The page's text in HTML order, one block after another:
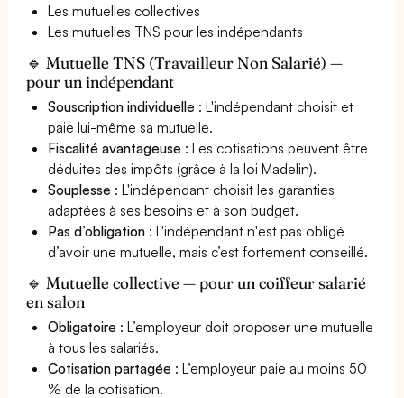
Les mutuelles collectives
Les mutuelles TNS pour les indépendants
🔹 Mutuelle TNS (Travailleur Non Salarié) —
pour un indépendant
Souscription individuelle : L'indépendant choisit et
paie lui-même sa mutuelle.
Fiscalité avantageuse : Les cotisations peuvent être
déduites des impôts (grâce à la loi Madelin).
Souplesse : L'indépendant choisit les garanties
adaptées à ses besoins et à son budget.
Pas d’obligation : L'indépendant n'est pas obligé
d’avoir une mutuelle, mais c’est fortement conseillé.
🔹 Mutuelle collective — pour un coiffeur salarié
en salon
Obligatoire : L’employeur doit proposer une mutuelle
à tous les salariés.
Cotisation partagée : L’employeur paie au moins 50
% de la cotisation.